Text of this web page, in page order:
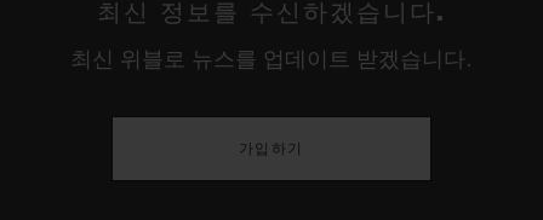
최신 정보를 수신하겠습니다.
최신 위블로 뉴스를 업데이트 받겠습니다.
가입하기